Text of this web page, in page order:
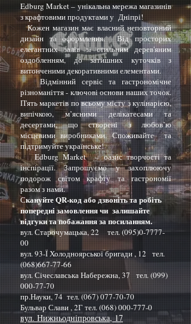
Edburg Market – унікальна мережа магазинів
з крафтовими продуктами у Дніпрі!
Кожен магазин має власний неповторний
дизайн та оформлення. Від просторих
елегантних залів зі стильним дерев'яним
оздобленням, до затишних куточків з
витонченими декоративними елементами.
Відмінний сервіс та гастрономічне
різноманіття - ключові основи наших точок.
П'ять маркетів по всьому місту з кулінарією,
випічкою, м’ясними делікатесами та
десертами, що створені з любов’ю
місцевими виробниками. Споживайте та
підтримуйте українське!
Edburg Market – оазис творчості та
інспірації. Запрошуємо у захоплюючу
подорож світом крафту та гастрономії
разом з нами.
Скануйте QR-код або дзвоніть та робіть
попередні замовлення чи залишайте
відгуки та побажання за посиланням.
вул. Старочумацька, 22 тел.(095)0-7777-
00
вул. 93-Ї Холодноярської бригади , 12 тел.
(068)667-77-66
вул. Січеславська Набережна, 37 тел.(099)
000-77-70
пр.Науки, 74 тел.(067) 077-70-70
Бульвар Слави , 2Г тел. (068) 000-777-0
вул. Нижньодніпровська, 17